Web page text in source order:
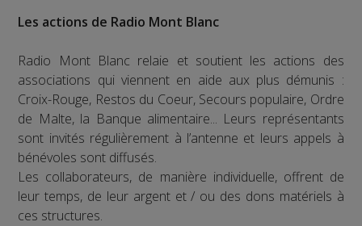
Les actions de Radio Mont Blanc
Radio Mont Blanc relaie et soutient les actions des
associations qui viennent en aide aux plus démunis :
Croix-Rouge, Restos du Coeur, Secours populaire, Ordre
de Malte, la Banque alimentaire... Leurs représentants
sont invités régulièrement à l’antenne et leurs appels à
bénévoles sont diffusés.
Les collaborateurs, de manière individuelle, offrent de
leur temps, de leur argent et / ou des dons matériels à
ces structures.